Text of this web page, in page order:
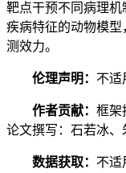
靶点干预不同病理
疾病特征的动物模
测效力。
伦理声明： 不适
作者贡献： 框架
论文撰写：石若冰
数据获取： 不适